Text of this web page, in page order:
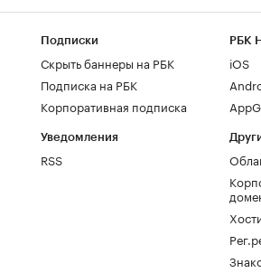
Подписки
Скрыть баннеры на РБК
Подписка на РБК
Корпоративная подписка
Уведомления
RSS
РБК
iOS